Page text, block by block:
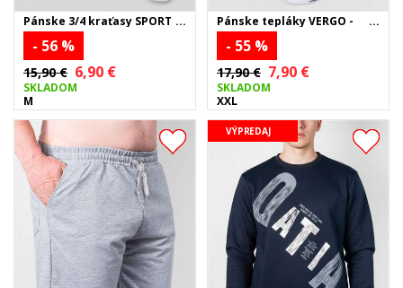
Pánske 3/4 kraťasy SPORT -
tmavosivé
- 56 %
15,90 € 6,90 €
SKLADOM
M
Pánske tepláky VERGO -
čierne
- 55 %
17,90 € 7,90 €
SKLADOM
XXL
VÝPREDAJ